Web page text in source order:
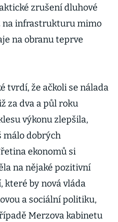
zrušení dluhové
na infrastrukturu mimo
na obranu teprve
tvrdí, že ačkoli se nálada
za dva a půl roku
výkonu zlepšila,
málo dobrých
ekonomů si
na nějaké pozitivní
které by nová vláda
a sociální politiku,
Merzova kabinetu